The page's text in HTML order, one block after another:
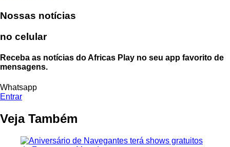
Nossas notícias
no celular
Receba as notícias do Africas Play no seu app favorito de
mensagens.
Whatsapp
Entrar
Veja Também